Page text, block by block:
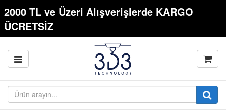
2000 TL ve Üzeri Alışverişlerde KARGO
ÜCRETSİZ